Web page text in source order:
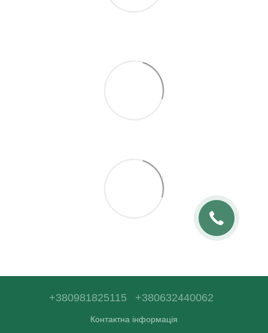
+380981825115 +380632440062
Контактна інформація